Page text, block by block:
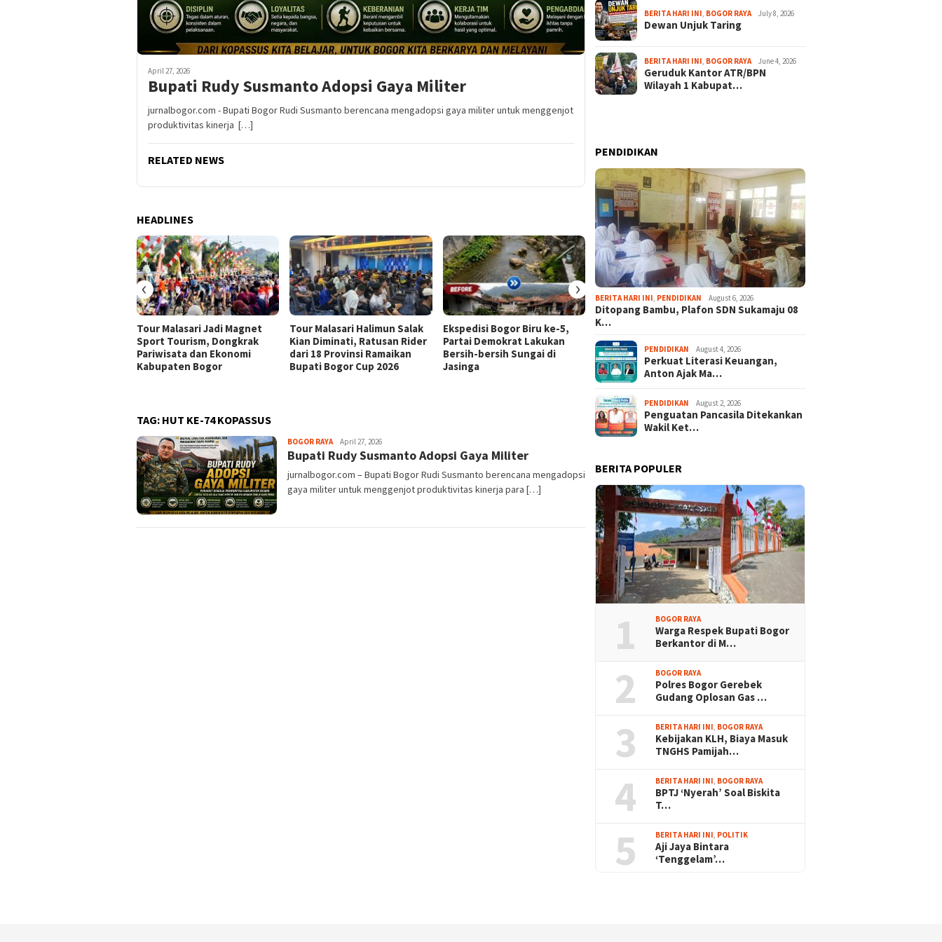
April 27, 2026
Bupati Rudy Susmanto Adopsi Gaya Militer
jurnalbogor.com - Bupati Bogor Rudi Susmanto berencana mengadopsi gaya militer untuk menggenjot
produktivitas kinerja […]
RELATED NEWS
HEADLINES
Tour Malasari Jadi Magnet
Sport Tourism, Dongkrak
Pariwisata dan Ekonomi
Kabupaten Bogor
Tour Malasari Halimun Salak
Kian Diminati, Ratusan Rider
dari 18 Provinsi Ramaikan
Bupati Bogor Cup 2026
Ekspedisi Bogor Biru ke-5,
Partai Demokrat Lakukan
Bersih-bersih Sungai di
Jasinga
Ekspedisi Bogor Biru di
Pangradin Bangun Kesadaran
Masyarakat Sungai Bebas
Sampah
‹ ›
TAG: HUT KE-74 KOPASSUS
BOGOR RAYAAga
Alamanda
April 27, 2026
Bupati Rudy Susmanto Adopsi Gaya Militer
jurnalbogor.com – Bupati Bogor Rudi Susmanto berencana mengadopsi
gaya militer untuk menggenjot produktivitas kinerja para […]
BERITA HARI INI BOGOR RAYA July 8, 2026
Dewan Unjuk Taring
BERITA HARI INI BOGOR RAYA June 4, 2026
Geruduk Kantor ATR/BPN
Wilayah 1 Kabupat…
PENDIDIKAN
BERITA HARI INI PENDIDIKAN August 6, 2026
Ditopang Bambu, Plafon SDN Sukamaju 08
K…
PENDIDIKAN August 4, 2026
Perkuat Literasi Keuangan,
Anton Ajak Ma…
PENDIDIKAN August 2, 2026
Penguatan Pancasila Ditekankan
Wakil Ket…
BERITA POPULER
1 BOGOR RAYA
Warga Respek Bupati Bogor
Berkantor di M…
2 BOGOR RAYA
Polres Bogor Gerebek
Gudang Oplosan Gas …
3 BERITA HARI INI, BOGOR RAYA
Kebijakan KLH, Biaya Masuk
TNGHS Pamijah…
4 BERITA HARI INI, BOGOR RAYA
BPTJ ‘Nyerah’ Soal Biskita
T…
5 BERITA HARI INI, POLITIK
Aji Jaya Bintara
‘Tenggelam’…